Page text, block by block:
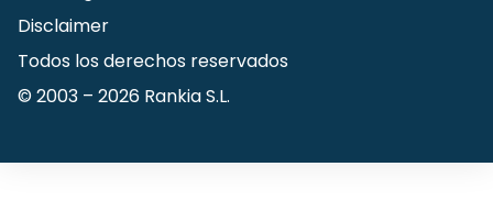
Disclaimer
Todos los derechos reservados
© 2003 – 2026 Rankia S.L.